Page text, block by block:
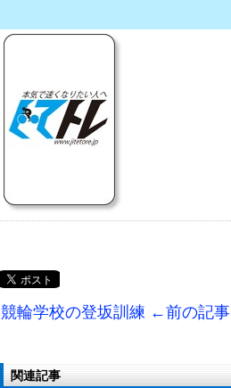
競輪学校の登坂訓練 ←前の記事
関連記事